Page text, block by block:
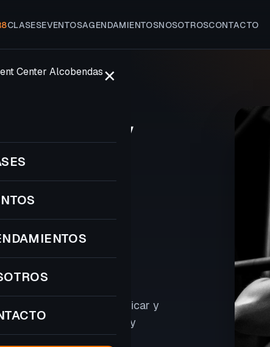
CLASESEVENTOSAGENDAMIENTOSNOSOTROSCONTACTO
✕
y
tu
en 8
para perder peso, tonificar y
nutrición, seguimiento y